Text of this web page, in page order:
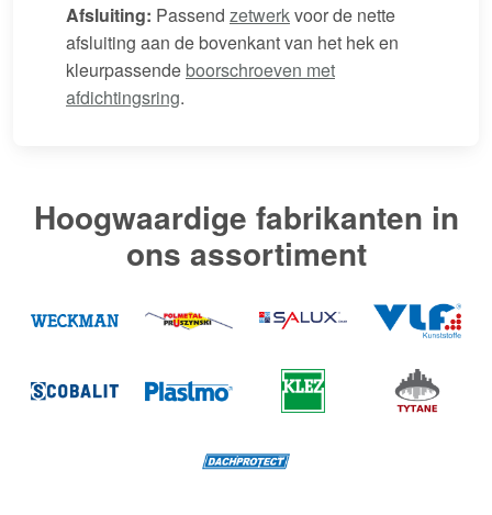
Afsluiting: Passend zetwerkvoor de nette
afsluiting aan de bovenkant van het hek en
kleurpassende boorschroeven met
afdichtingsring.
Hoogwaardige fabrikanten in
ons assortiment